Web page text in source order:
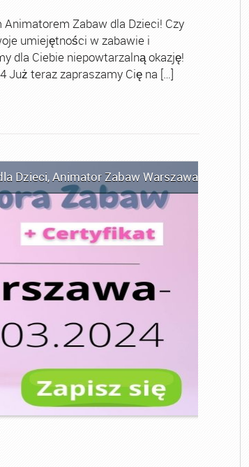
Zabaw dla Dzieci! Czy
umiejętności w zabawie i
dla Ciebie niepowtarzalną okazję!
Już teraz zapraszamy Cię na […]
Dzieci,Animator Zabaw Warszawa Kurs